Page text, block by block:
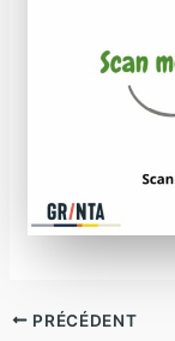
PRÉCÉDENT